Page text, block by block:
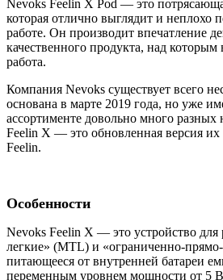
Nevoks Feelin X Pod — это
которая отлично выглядит и неплохо
работе. Он производит впечатление
качественного продукта, над
работа.
Компания Nevoks существует всего
основана в марте 2019 года, но уже
ассортименте довольно много разных
Feelin X — это обновленная версия их
Feelin.
Особенности
Nevoks Feelin X — это устройство
легкие» (MTL) и «ограниченно-
питающееся от внутренней батареи
переменным уровнем мощности от 5